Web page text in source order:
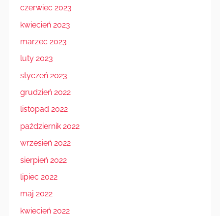
czerwiec 2023
kwiecień 2023
marzec 2023
luty 2023
styczeń 2023
grudzień 2022
listopad 2022
październik 2022
wrzesień 2022
sierpień 2022
lipiec 2022
maj 2022
kwiecień 2022